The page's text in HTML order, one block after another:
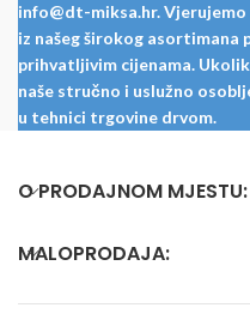
info@dt-miksa.hr.
iz našeg širokog
prihvatljivim cijenama.
naše stručno i uslužno
u tehnici trgovine drvom.
O PRODAJNOM MJESTU:
MALOPRODAJA: